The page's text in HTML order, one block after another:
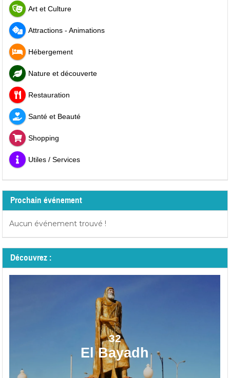
Art et Culture
Attractions - Animations
Hébergement
Nature et découverte
Restauration
Santé et Beauté
Shopping
Utiles / Services
Prochain événement
Aucun événement trouvé !
Découvrez :
32
El Bayadh